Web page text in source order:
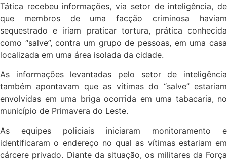
Tática recebeu informações, via setor de inteligência, de
que membros de uma facção criminosa haviam
sequestrado e iriam praticar tortura, prática conhecida
como “salve”, contra um grupo de pessoas, em uma casa
localizada em uma área isolada da cidade.
As informações levantadas pelo setor de inteligência
também apontavam que as vítimas do “salve” estariam
envolvidas em uma briga ocorrida em uma tabacaria, no
município de Primavera do Leste.
As equipes policiais iniciaram monitoramento e
identificaram o endereço no qual as vítimas estariam em
cárcere privado. Diante da situação, os militares da Força